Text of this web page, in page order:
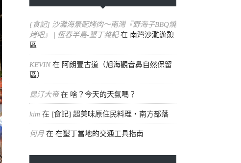
[食記] 沙灘海景配烤肉～南灣『野海子BBQ燒
烤吧』 | 恆春半島-墾丁雜記在 南灣沙灘遊憩
區
KEVIN在 阿朗壹古道（旭海觀音鼻自然保留
區）
昆汀大帝在 啥？今天的天氣嗎？
kim 在 [食記] 超美味原住民料理・南方部落
何月 在 在墾丁當地的交通工具指南